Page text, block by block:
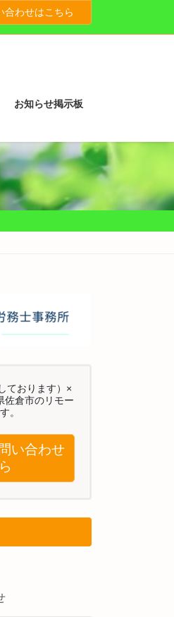
合わせはこちら
お知らせ掲示板
ております）×
佐倉市のリモー
。
い合わせ